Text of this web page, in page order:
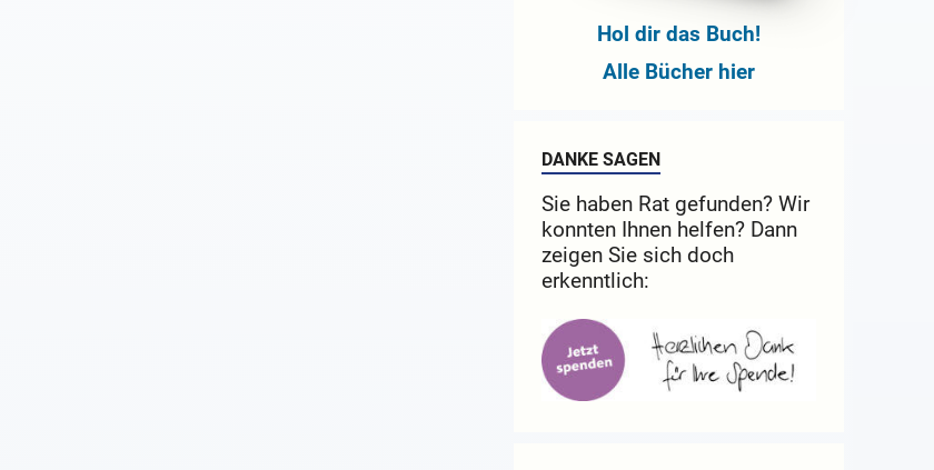
Hol dir das Buch!
Alle Bücher hier
DANKE SAGEN
Sie haben Rat gefunden? Wir
konnten Ihnen helfen? Dann
zeigen Sie sich doch
erkenntlich: